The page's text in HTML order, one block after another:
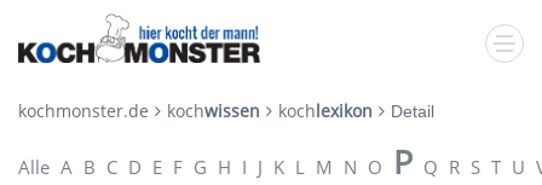
kochmonster.de kochwissen kochlexikon Detail
Alle A B C D E F G H I J K L M N O P Q R S T U